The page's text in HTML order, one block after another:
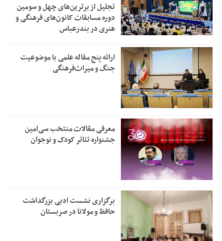
تجلیل از بر‌ترین‌های چهل و سومین
دوره مسابقات کانون‌های فرهنگی و
هنری در بندرعباس
ارائه پنج مقاله علمی با موضوعیت
جنگ و میراث‌فرهنگی
معرفی مقالات منتخب سی‌امین
جشنواره تئاتر کودک و نوجوان
برگزاری نشست ادبی بزرگداشت
حافظ و مولانا در صربستان